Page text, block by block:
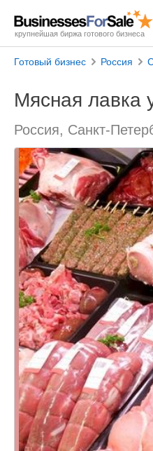
крупнейшая биржа готового бизнеса
Готовый бизнес Россия
Мясная лавка
Россия, Санкт-